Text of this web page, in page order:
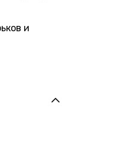
и